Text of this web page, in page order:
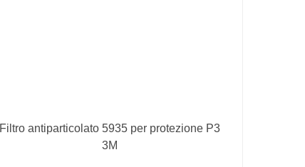
Filtro antiparticolato 5935 per protezione P3
3M